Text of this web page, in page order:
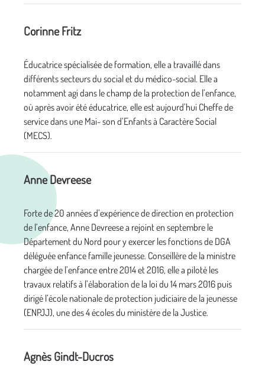
Corinne Fritz
Éducatrice spécialisée de formation, elle a travaillé dans
différents secteurs du social et du médico-social. Elle a
notamment agi dans le champ de la protection de l’enfance,
où après avoir été éducatrice, elle est aujourd’hui Cheffe de
service dans une Mai- son d’Enfants à Caractère Social
(MECS).
Anne Devreese
Forte de 20 années d’expérience de direction en protection
de l’enfance, Anne Devreese a rejoint en septembre le
Département du Nord pour y exercer les fonctions de DGA
déléguée enfance famille jeunesse. Conseillère de la ministre
chargée de l’enfance entre 2014 et 2016, elle a piloté les
travaux relatifs à l’élaboration de la loi du 14 mars 2016 puis
dirigé l’école nationale de protection judiciaire de la jeunesse
(ENPJJ), une des 4 écoles du ministère de la Justice.
Agnès Gindt-Ducros